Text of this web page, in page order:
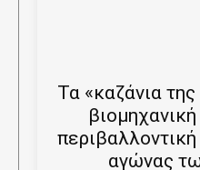
Τα «καζάνια
αγώνας